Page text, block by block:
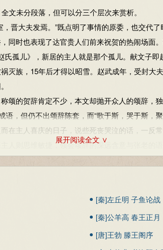
处代指祭礼。斯，此。
死丧哭泣之事。
。
，脖颈。古时罪重则腰斩，罪轻则戮颈，砍头。
以来世代为晋卿。
在今山西绛县北。
，小辈北向而拜。
考证。以上内容仅供学习参考，其观点不代表本
未分段落，但可以分三个层次来赏析。
大夫发焉。”既点明了事情的原委，也交代了
同时也表现了达官贵人们前来祝贺的热闹场面
孤儿》，新居的主人就是那个孤儿。献文子即
灭族，15年后才得以昭雪。赵武成年，受封大
的贺辞肯定不少，本文却抛开众人的颂辞，
语，但仍不出颂辞陈套，而“歌于斯，哭于斯，
在主人喜庆的日子，说些死丧哭泣的话，一反
人则思维敏捷，领会颂辞的深远含意与张老的
结合着赵氏的血泪痛史的，的确是“善颂善祷”。
780—前746）时起成为晋国的一个大族，以其
世家》说，赵盾之子赵朔在晋景公三年娶成公
赵朔的夫人怀着身孕躲进公宫中，后来生下赵
帮助，攻屠岸贾，灭族报仇，后来成为晋国的
展开阅读全文 ∨
[秦]左丘明 子鱼论战
[秦]公羊高 春王正月
[唐]王勃 滕王阁序